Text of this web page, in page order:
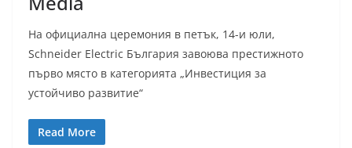
На официална церемония в петък, 14-и юли,
Schneider Electric България завоюва престижното
първо място в категорията „Инвестиция за
устойчиво развитие“
Read More